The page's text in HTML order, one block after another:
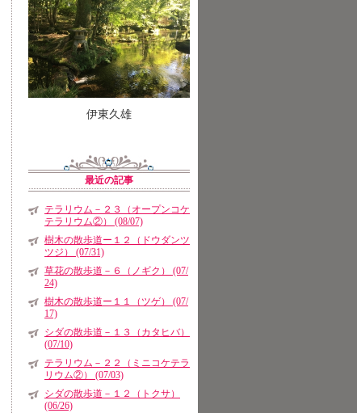
伊東久雄
最近の記事
テラリウム－２３（オープンコケ
テラリウム②） (08/07)
樹木の散歩道ー１２（ドウダンツ
ツジ） (07/31)
草花の散歩道－６（ノギク） (07/
24)
樹木の散歩道ー１１（ツゲ） (07/
17)
シダの散歩道－１３（カタヒバ）
(07/10)
テラリウム－２２（ミニコケテラ
リウム②） (07/03)
シダの散歩道－１２（トクサ）
(06/26)